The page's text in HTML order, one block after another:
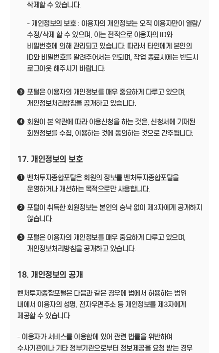
삭제할 수 있습니다.
- 개인정보의 보호 : 이용자의 개인정보는 오직 이용자만이 열람/
수정/삭제 할 수 있으며, 이는 전적으로 이용자의 ID와
비밀번호에 의해 관리되고 있습니다. 따라서 타인에게 본인의
ID와 비밀번호를 알려주어서는 안되며, 작업 종료시에는 반드시
로그아웃 해주시기 바랍니다.
3
포털은 이용자의 개인정보를 매우 중요하게 다루고 있으며,
개인정보처리방침을 공개하고 있습니다.
4
회원이 본 약관에 따라 이용신청을 하는 것은, 신청서에 기재된
회원정보를 수집, 이용하는 것에 동의하는 것으로 간주됩니다.
17. 개인정보의 보호
1
벤처투자종합포탈은 회원의 정보를 벤처투자종합포탈을
운영하거나 개선하는 목적으로만 사용합니다.
2
포털이 취득한 회원정보는 본인의 승낙 없이 제3자에게 공개하지
않습니다.
3
포털은 이용자의 개인정보를 매우 중요하게 다루고 있으며,
개인정보처리방침을 공개하고 있습니다.
18. 개인정보의 공개
벤처투자종합포털은 다음과 같은 경우에 법에서 허용하는 범위
내에서 이용자의 성명, 전자우편주소 등 개인정보를 제3자에게
제공할 수 있습니다.
- 이용자가 서비스를 이용함에 있어 관련 법률을 위반하여
수사기관이나 기타 정부기관으로부터 정보제공을 요청 받는 경우